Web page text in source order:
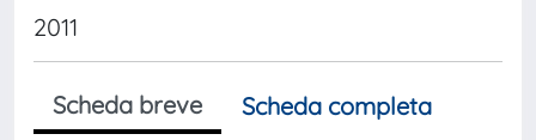
2011
Scheda breve
Scheda completa